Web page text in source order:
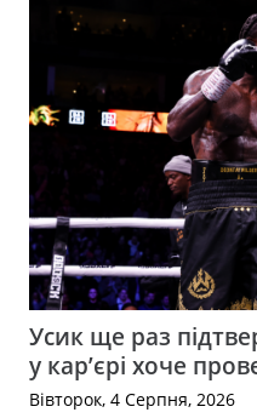
Усик ще раз
у кар’єрі хоче
Вівторок, 4 Серпня, 2026